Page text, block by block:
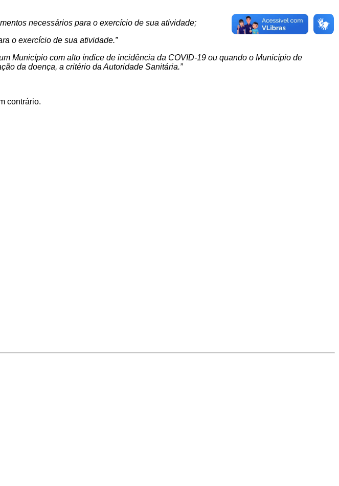
necessários para o exercício de sua atividade;
o exercício de sua atividade.”
Município com alto índice de incidência da COVID-19 ou quando o Município de
da doença, a critério da Autoridade Sanitária.”
contrário.